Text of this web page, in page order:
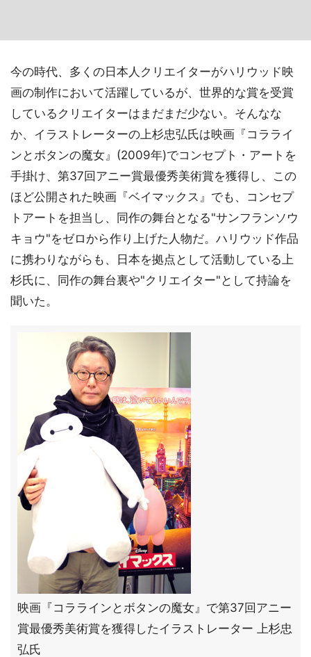
今の時代、多くの日本人クリエイターがハリウッド映
画の制作において活躍しているが、世界的な賞を受賞
しているクリエイターはまだまだ少ない。そんなな
か、イラストレーターの上杉忠弘氏は映画『コラライ
ンとボタンの魔女』(2009年)でコンセプト・アートを
手掛け、第37回アニー賞最優秀美術賞を獲得し、この
ほど公開された映画『ベイマックス』でも、コンセプ
トアートを担当し、同作の舞台となる"サンフランソウ
キョウ"をゼロから作り上げた人物だ。ハリウッド作品
に携わりながらも、日本を拠点として活動している上
杉氏に、同作の舞台裏や"クリエイター"として持論を
聞いた。
映画『コララインとボタンの魔女』で第37回アニー
賞最優秀美術賞を獲得したイラストレーター 上杉忠
弘氏